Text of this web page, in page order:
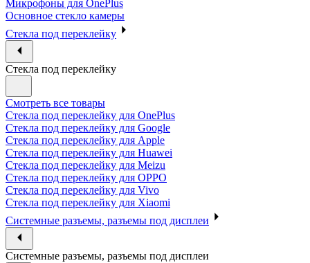
Микрофоны для OnePlus
Основное стекло камеры
Стекла под переклейку
Стекла под переклейку
Смотреть все товары
Стекла под переклейку для OnePlus
Стекла под переклейку для Google
Стекла под переклейку для Apple
Стекла под переклейку для Huawei
Стекла под переклейку для Meizu
Стекла под переклейку для OPPO
Стекла под переклейку для Vivo
Стекла под переклейку для Xiaomi
Системные разъемы, разъемы под дисплеи
Системные разъемы, разъемы под дисплеи